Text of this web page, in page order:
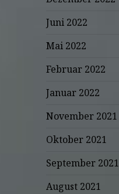
Juni 2022
Mai 2022
Februar 2022
Januar 2022
November 2021
Oktober 2021
September 2021
August 2021